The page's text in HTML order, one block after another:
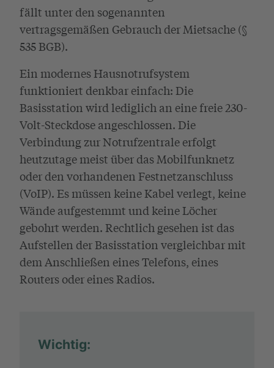
fällt unter den sogenannten
vertragsgemäßen Gebrauch der Mietsache (§
535 BGB).
Ein modernes Hausnotrufsystem
funktioniert denkbar einfach: Die
Basisstation wird lediglich an eine freie 230-
Volt-Steckdose angeschlossen. Die
Verbindung zur Notrufzentrale erfolgt
heutzutage meist über das Mobilfunknetz
oder den vorhandenen Festnetzanschluss
(VoIP). Es müssen keine Kabel verlegt, keine
Wände aufgestemmt und keine Löcher
gebohrt werden. Rechtlich gesehen ist das
Aufstellen der Basisstation vergleichbar mit
dem Anschließen eines Telefons, eines
Routers oder eines Radios.
Wichtig: